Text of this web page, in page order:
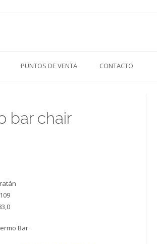
PUNTOS DE VENTA CONTACTO
bar chair
Bar